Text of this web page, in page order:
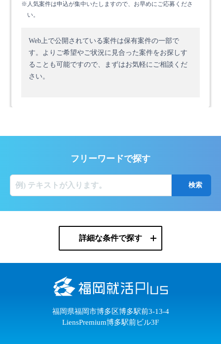
※人気案件は申込が集中いたしますので、お早めにご応募くださ
い。
Web上で公開されている案件は保有案件の一部で
す。 よりご希望やご状況に見合った案件をお探しす
ることも可能ですので、まずはお気軽にご相談くだ
さい。
フリーワードで探す
詳細な条件で探す
福岡県福岡市博多区博多駅前3-13-4
LiensPremium博多駅前ビル3F